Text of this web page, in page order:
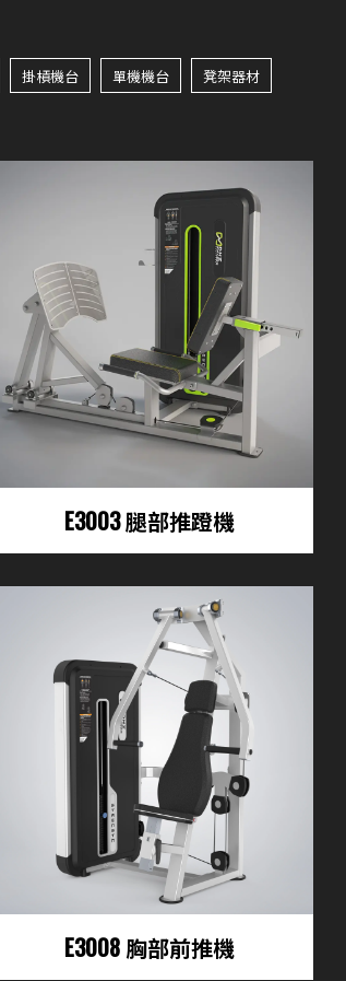
掛槓機台 單機機台
凳架器材
E3003 腿部推蹬機
E3008 胸部前推機